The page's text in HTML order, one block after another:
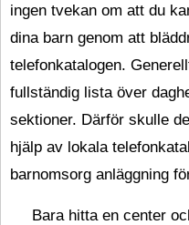
ingen tvekan om att du
dina barn genom att
telefonkatalogen.
fullständig lista över
sektioner. Därför skulle
hjälp av lokala
barnomsorg anläggning
Bara hitta en center